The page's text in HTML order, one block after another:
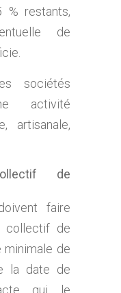
% restants,
de
sociétés
activité
artisanale,
de
faire
collectif de
minimale de
la date de
qui le